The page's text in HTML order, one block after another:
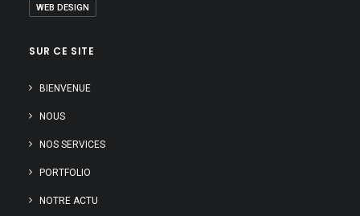
WEB DESIGN
SUR CE SITE
BIENVENUE
NOUS
NOS SERVICES
PORTFOLIO
NOTRE ACTU